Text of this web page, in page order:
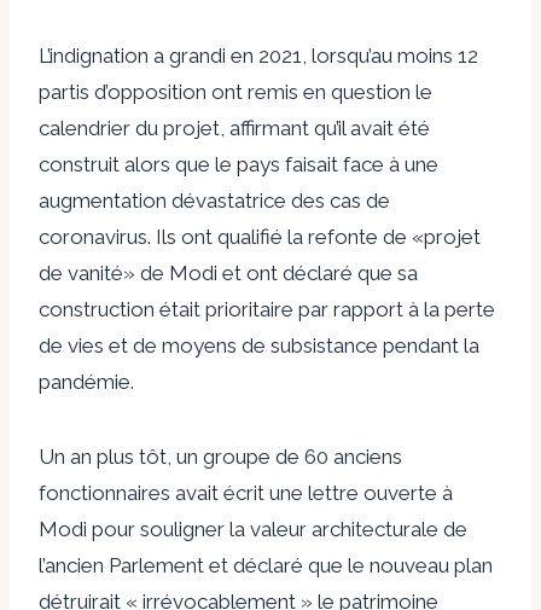
L’indignation a grandi en 2021, lorsqu’au moins 12
partis d’opposition ont remis en question le
calendrier du projet, affirmant qu’il avait été
construit alors que le pays faisait face à une
augmentation dévastatrice des cas de
coronavirus. Ils ont qualifié la refonte de «projet
de vanité» de Modi et ont déclaré que sa
construction était prioritaire par rapport à la perte
de vies et de moyens de subsistance pendant la
pandémie.
Un an plus tôt, un groupe de 60 anciens
fonctionnaires avait écrit une lettre ouverte à
Modi pour souligner la valeur architecturale de
l’ancien Parlement et déclaré que le nouveau plan
détruirait « irrévocablement » le patrimoine